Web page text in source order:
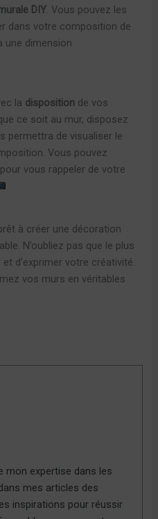
DIY. Vous pouvez les
dans votre composition de
une dimension
la disposition de vos
ce soit au mur, disposez
permettra de visualiser le
Vous pouvez
vous rappeler de votre
à créer une décoration
N’oubliez pas que le plus
d’exprimer votre créativité.
vos murs en véritables
mon expertise dans les
mes articles des
inspirations pour réussir